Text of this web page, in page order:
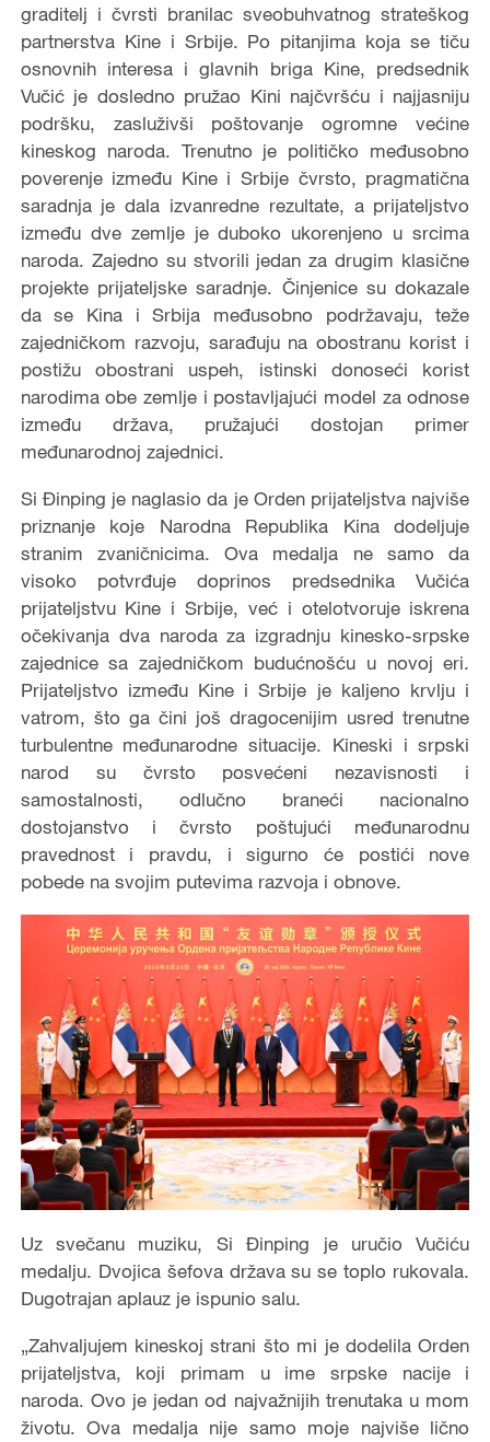
graditelj i čvrsti branilac sveobuhvatnog strateškog
partnerstva Kine i Srbije. Po pitanjima koja se tiču
osnovnih interesa i glavnih briga Kine, predsednik
Vučić je dosledno pružao Kini najčvršću i najjasniju
podršku, zasluživši poštovanje ogromne većine
kineskog naroda. Trenutno je političko međusobno
poverenje između Kine i Srbije čvrsto, pragmatična
saradnja je dala izvanredne rezultate, a prijateljstvo
između dve zemlje je duboko ukorenjeno u srcima
naroda. Zajedno su stvorili jedan za drugim klasične
projekte prijateljske saradnje. Činjenice su dokazale
da se Kina i Srbija međusobno podržavaju, teže
zajedničkom razvoju, sarađuju na obostranu korist i
postižu obostrani uspeh, istinski donoseći korist
narodima obe zemlje i postavljajući model za odnose
između država, pružajući dostojan primer
međunarodnoj zajednici.
Si Đinping je naglasio da je Orden prijateljstva najviše
priznanje koje Narodna Republika Kina dodeljuje
stranim zvaničnicima. Ova medalja ne samo da
visoko potvrđuje doprinos predsednika Vučića
prijateljstvu Kine i Srbije, već i otelotvoruje iskrena
očekivanja dva naroda za izgradnju kinesko-srpske
zajednice sa zajedničkom budućnošću u novoj eri.
Prijateljstvo između Kine i Srbije je kaljeno krvlju i
vatrom, što ga čini još dragocenijim usred trenutne
turbulentne međunarodne situacije. Kineski i srpski
narod su čvrsto posvećeni nezavisnosti i
samostalnosti, odlučno braneći nacionalno
dostojanstvo i čvrsto poštujući međunarodnu
pravednost i pravdu, i sigurno će postići nove
pobede na svojim putevima razvoja i obnove.
Uz svečanu muziku, Si Đinping je uručio Vučiću
medalju. Dvojica šefova država su se toplo rukovala.
Dugotrajan aplauz je ispunio salu.
„Zahvaljujem kineskoj strani što mi je dodelila Orden
prijateljstva, koji primam u ime srpske nacije i
naroda. Ovo je jedan od najvažnijih trenutaka u mom
životu. Ova medalja nije samo moje najviše lično